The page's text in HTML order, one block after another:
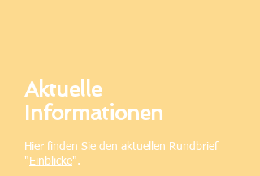
Aktuelle
Informationen
Hier finden Sie den aktuellen Rundbrief
" Einblicke".